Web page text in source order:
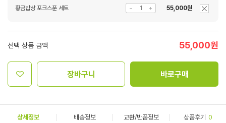
황금밥상 포크스푼 세트 55,000원
선택 상품 금액 55,000원
장바구니 바로구매
상세정보 배송정보 교환/반품정보 상품후기 0